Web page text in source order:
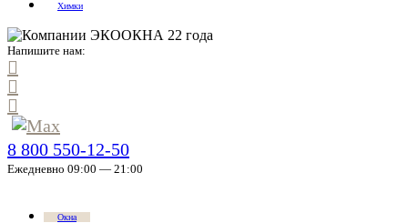
Химки
Напишите нам:
8 800 550-12-50
Ежедневно 09:00 — 21:00
Окна